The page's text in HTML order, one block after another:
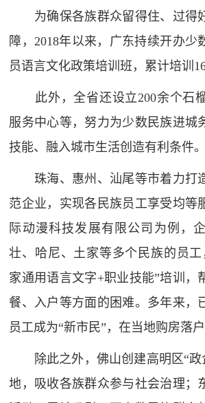
为确保各族群众留得住、过得
障，2018年以来，广东持续开办少
员语言文化政策培训班，累计培训16
此外，全省还设立200余个石
服务中心等，努力为少数民族进城
技能、融入城市生活创造有利条件。
珠海、惠州、汕尾等市着力打
范企业，实现各民族员工享受均等
际动漫科技发展有限公司为例，
壮、哈尼、土家等多个民族的员工
家通用语言文字+职业技能”培训，
餐、入户等方面的困难。多年来，
员工成为“新市民”，在当地购房落户
除此之外，佛山创建高明区“
地，吸收各族群众参与社会治理；